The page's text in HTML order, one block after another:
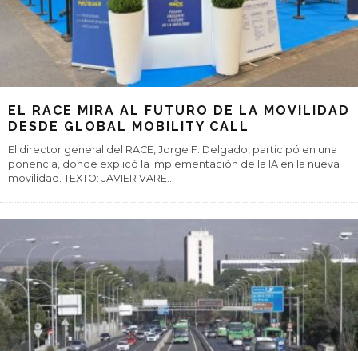
EL RACE MIRA AL FUTURO DE LA MOVILIDAD
DESDE GLOBAL MOBILITY CALL
El director general del RACE, Jorge F. Delgado, participó en una
ponencia, donde explicó la implementación de la IA en la nueva
movilidad. TEXTO: JAVIER VARE